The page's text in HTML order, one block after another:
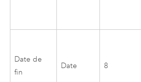
Date de
fin
Date 8